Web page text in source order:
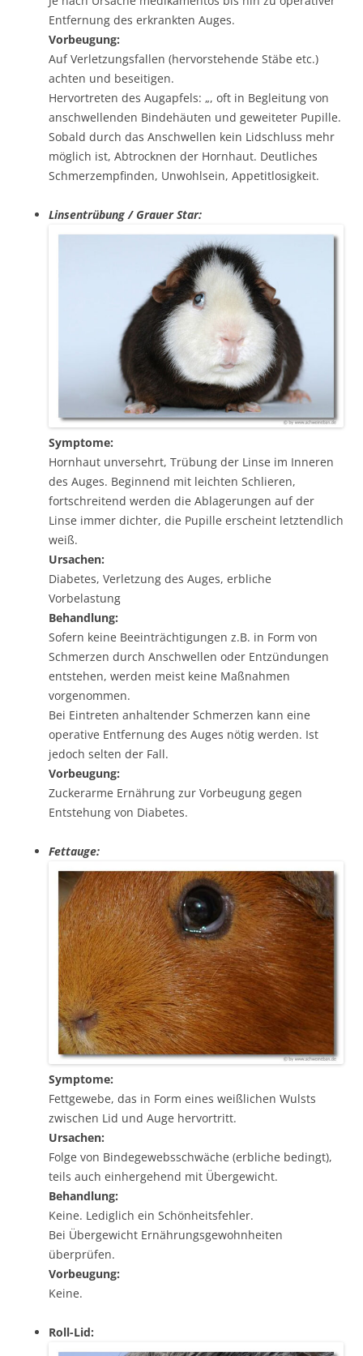
Entfernung des erkrankten Auges.
Vorbeugung:
Auf Verletzungsfallen (hervorstehende Stäbe etc.)
achten und beseitigen.
Hervortreten des Augapfels: „, oft in Begleitung von
anschwellenden Bindehäuten und geweiteter Pupille.
Sobald durch das Anschwellen kein Lidschluss mehr
möglich ist, Abtrocknen der Hornhaut. Deutliches
Schmerzempfinden, Unwohlsein, Appetitlosigkeit.
Linsentrübung / Grauer Star:
Symptome:
Hornhaut unversehrt, Trübung der Linse im Inneren
des Auges. Beginnend mit leichten Schlieren,
fortschreitend werden die Ablagerungen auf der
Linse immer dichter, die Pupille erscheint letztendlich
weiß.
Ursachen:
Diabetes, Verletzung des Auges, erbliche
Vorbelastung
Behandlung:
Sofern keine Beeinträchtigungen z.B. in Form von
Schmerzen durch Anschwellen oder Entzündungen
entstehen, werden meist keine Maßnahmen
vorgenommen.
Bei Eintreten anhaltender Schmerzen kann eine
operative Entfernung des Auges nötig werden. Ist
jedoch selten der Fall.
Vorbeugung:
Zuckerarme Ernährung zur Vorbeugung gegen
Entstehung von Diabetes.
Fettauge:
Symptome:
Fettgewebe, das in Form eines weißlichen Wulsts
zwischen Lid und Auge hervortritt.
Ursachen:
Folge von Bindegewebsschwäche (erbliche bedingt),
teils auch einhergehend mit Übergewicht.
Behandlung:
Keine. Lediglich ein Schönheitsfehler.
Bei Übergewicht Ernährungsgewohnheiten
überprüfen.
Vorbeugung:
Keine.
Roll-Lid: